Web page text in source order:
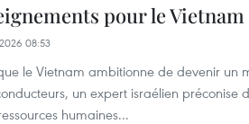
pour le Vietnam
08:53
le Vietnam ambitionne de devenir un
un expert israélien
humaines...